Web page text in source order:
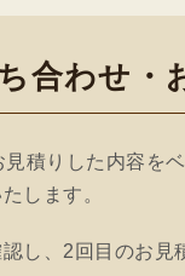
合わせ・
積りした内容を
します。
し、2回目のお見